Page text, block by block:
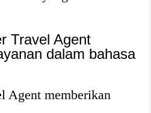
Travel Agent
dalam bahasa
Agent memberikan